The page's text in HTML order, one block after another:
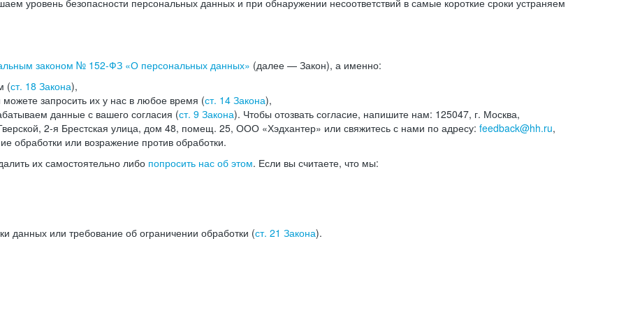
уровень безопасности персональных данных и при обнаружении несоответствий в самые короткие сроки устраняем
законом № 152-ФЗ «О персональных данных» (далее — Закон), а именно:
(ст. 18 Закона),
запросить их у нас в любое время (ст. 14 Закона),
данные с вашего согласия (ст. 9 Закона). Чтобы отозвать согласие, напишите нам: 125047, г. Москва,
2-я Брестская улица, дом 48, помещ. 25, ООО «Хэдхантер» или свяжитесь с нами по адресу: feedback@hh.ru,
обработки или возражение против обработки.
их самостоятельно либо попросить нас об этом. Если вы считаете, что мы:
данных или требование об ограничении обработки (ст. 21 Закона).